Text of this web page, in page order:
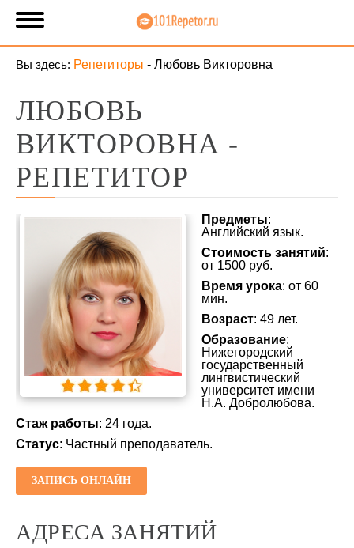
Вы здесь: Репетиторы - Любовь Викторовна
ЛЮБОВЬ
ВИКТОРОВНА -
РЕПЕТИТОР
Предметы:
Английский язык.
Стоимость занятий:
от 1500 руб.
Время урока: от 60
мин.
Возраст: 49 лет.
Образование:
Нижегородский
государственный
лингвистический
университет имени
Н.А. Добролюбова.
Стаж работы: 24 года.
Статус: Частный преподаватель.
ЗАПИСЬ ОНЛАЙН
АДРЕСА ЗАНЯТИЙ